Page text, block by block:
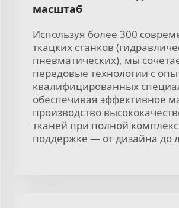
масштаб
Используя более 300
ткацких станков
пневматических), мы
передовые технологии с
квалифицированных
обеспечивая эффективное
производство
тканей при полной
поддержке — от дизайна до